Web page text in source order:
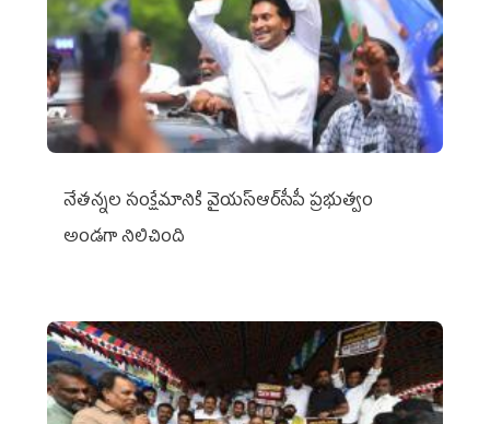
నేతన్నల సంక్షేమానికి వైయ‌స్ఆర్‌సీపీ ప్రభుత్వం
అండగా నిలిచింది